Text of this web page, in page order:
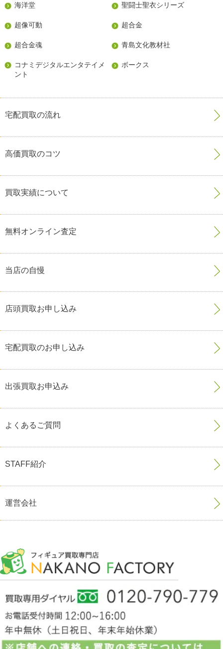
海洋堂 聖闘士聖衣シリーズ
超像可動 超合金
超合金魂 青島文化教材社
コナミデジタルエンタテイメ
ント
ボークス
宅配買取の流れ
高価買取のコツ
買取実績について
無料オンライン査定
当店の自慢
店頭買取お申し込み
宅配買取のお申し込み
出張買取お申込み
よくあるご質問
STAFF紹介
運営会社